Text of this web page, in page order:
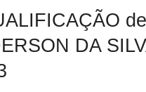
DA